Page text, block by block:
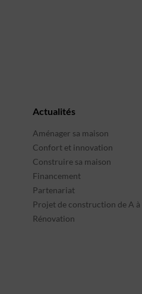
Actualités
Aménager sa maison
Confort et innovation
Construire sa maison
Financement
Partenariat
Projet de construction de A à
Rénovation